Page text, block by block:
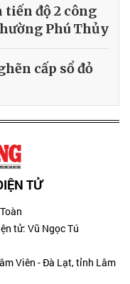
độ 2 công
Phú Thủy
cấp sổ đỏ
TỬ
tử: Vũ Ngọc Tú
Viên - Đà Lạt, tỉnh Lâm